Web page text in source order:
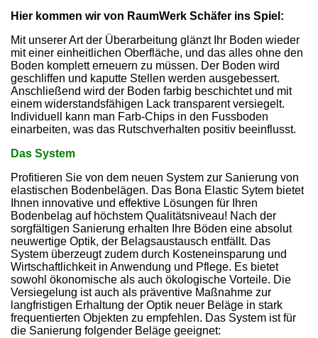
Hier kommen wir von RaumWerk Schäfer ins Spiel:
Mit unserer Art der Überarbeitung glänzt Ihr Boden wieder
mit einer einheitlichen Oberfläche, und das alles ohne den
Boden komplett erneuern zu müssen. Der Boden wird
geschliffen und kaputte Stellen werden ausgebessert.
Anschließend wird der Boden farbig beschichtetund mit
einem widerstandsfähigen Lack transparent versiegelt.
Individuell kann man Farb-Chips in den Fussboden
einarbeiten, was das Rutschverhalten positiv beeinflusst.
Das System
Profitieren Sie von dem neuen System zur Sanierung von
elastischen Bodenbelägen. Das Bona Elastic Sytem bietet
Ihnen innovative und effektive Lösungen für Ihren
Bodenbelag auf höchstem Qualitätsniveau! Nach der
sorgfältigen Sanierung erhalten Ihre Böden eine absolut
neuwertige Optik, der Belagsaustausch entfällt. Das
System überzeugt zudem durch Kosteneinsparung und
Wirtschaftlichkeit in Anwendung und Pflege. Es bietet
sowohl ökonomische als auch ökologische Vorteile. Die
Versiegelung ist auch als präventive Maßnahme zur
langfristigen Erhaltung der Optik neuer Beläge in stark
frequentierten Objekten zu empfehlen. Das System ist für
die Sanierung folgender Beläge geeignet: